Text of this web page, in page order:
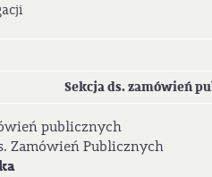
Sekcja ds. zamówień
publicznych
Zamówień Publicznych